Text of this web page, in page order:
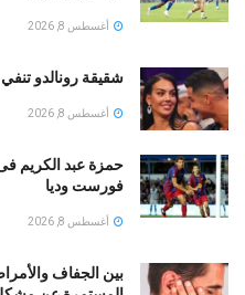
أغسطس 8, 2026
شقيقة رونالدو
أغسطس 8, 2026
حمزة عبد الكريم
فورست وديا
أغسطس 8, 2026
بين الجفاف